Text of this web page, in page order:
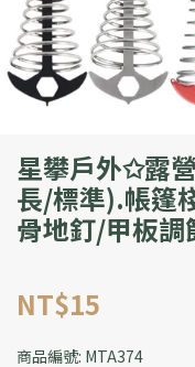
星攀戶外✩露
長/標準).帳篷
骨地釘/甲板
NT$15
商品編號: MTA374